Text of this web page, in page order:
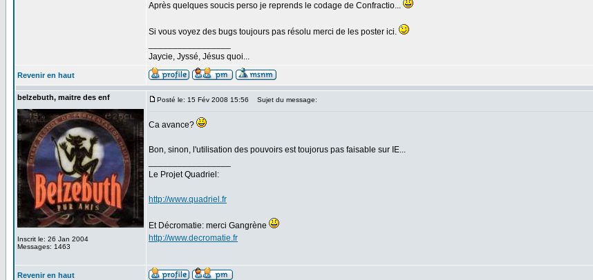
Après quelques soucis perso je reprends le codage de Confractio...
Si vous voyez des bugs toujours pas résolu merci de les poster ici.
Jaycie, Jyssé, Jésus quoi...
Revenir en haut
belzebuth, maitre des enf
Inscrit le: 26 Jan 2004
Messages: 1463
Posté le: 15 Fév 2008 15:56 Sujet du message:
Ca avance?
Bon, sinon, l'utilisation des pouvoirs est toujorus pas faisable sur IE...
Le Projet Quadriel:
http://www.quadriel.fr
Et Décromatie: merci Gangrène
http://www.decromatie.fr
Revenir en haut